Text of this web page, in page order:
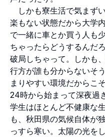
しかも寮生活で気まず
楽もない状態だから大学
で一緒に車とか買う人も
ちゃったらどうするんだ
破局しちゃって。しかも
行方が誰も分からないそ
まりやすい環境だからこ
24時から始まって深夜過
学生はほとんど不健康な
も、秋田県の気候自体が
っすら寒い。太陽の光を